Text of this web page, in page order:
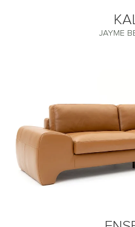
JAYME